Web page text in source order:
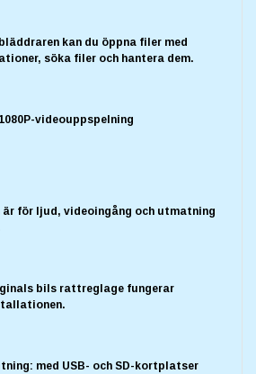
kan du öppna filer med
söka filer och hantera dem.
videouppspelning
är för ljud, videoingång och utmatning
bils rattreglage fungerar
med USB- och SD-kortplatser